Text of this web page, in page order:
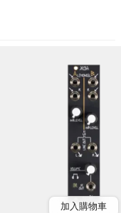
加入購物車